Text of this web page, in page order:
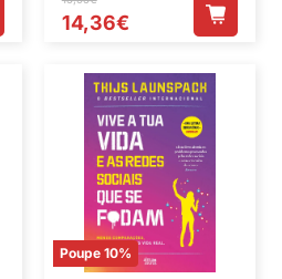
14,36€
Poupe 10%